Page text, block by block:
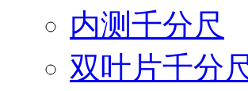
内测千分尺
双叶片千分